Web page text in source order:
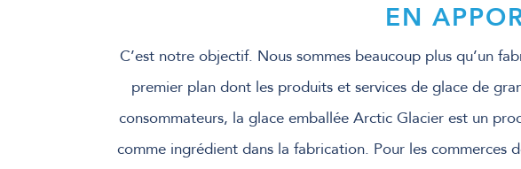
EN
C’est notre objectif. Nous sommes beaucoup plus qu’un
premier plan dont les produits et services de glace de
consommateurs, la glace emballée Arctic Glacier est un
comme ingrédient dans la fabrication. Pour les commerces